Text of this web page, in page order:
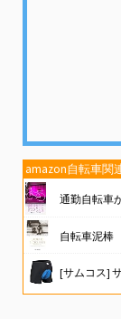
amazon自転車関
通勤自転車
自転車泥棒
[サムコス] サイクル インナーパンツ 3D